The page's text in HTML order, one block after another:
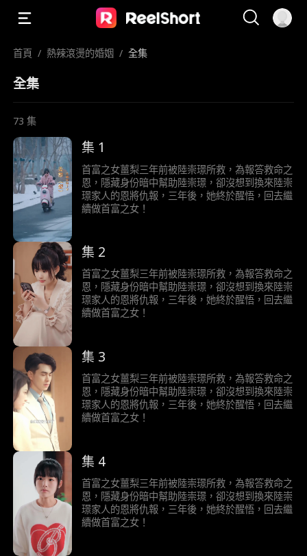
首頁 / 熱辣滾燙的婚姻 / 全集
全集
73 集
集 1
首富之女薑梨三年前被陸崇璟所救，為報答救命之
恩，隱藏身份暗中幫助陸崇璟，卻沒想到換來陸崇
璟家人的恩將仇報，三年後，她終於醒悟，回去繼
續做首富之女！
集 2
首富之女薑梨三年前被陸崇璟所救，為報答救命之
恩，隱藏身份暗中幫助陸崇璟，卻沒想到換來陸崇
璟家人的恩將仇報，三年後，她終於醒悟，回去繼
續做首富之女！
集 3
首富之女薑梨三年前被陸崇璟所救，為報答救命之
恩，隱藏身份暗中幫助陸崇璟，卻沒想到換來陸崇
璟家人的恩將仇報，三年後，她終於醒悟，回去繼
續做首富之女！
集 4
首富之女薑梨三年前被陸崇璟所救，為報答救命之
恩，隱藏身份暗中幫助陸崇璟，卻沒想到換來陸崇
璟家人的恩將仇報，三年後，她終於醒悟，回去繼
續做首富之女！